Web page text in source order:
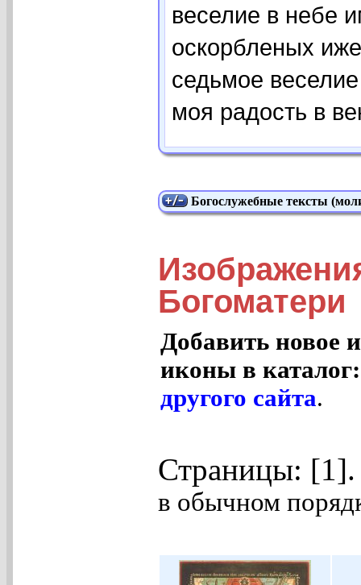
веселие в небе
оскорбленых
седьмое
моя радость в
Богослужебные тексты
Богоматери
Добавить новое
иконы в
другого сайта.
Страницы:
в обычном